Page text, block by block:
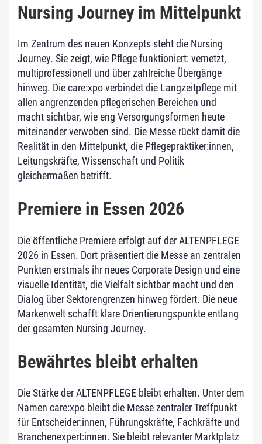
Nursing Journey im Mittelpunkt
Im Zentrum des neuen Konzepts steht die Nursing
Journey. Sie zeigt, wie Pflege funktioniert: vernetzt,
multiprofessionell und über zahlreiche Übergänge
hinweg. Die care:xpo verbindet die Langzeitpflege mit
allen angrenzenden pflegerischen Bereichen und
macht sichtbar, wie eng Versorgungsformen heute
miteinander verwoben sind. Die Messe rückt damit die
Realität in den Mittelpunkt, die Pflegepraktiker:innen,
Leitungskräfte, Wissenschaft und Politik
gleichermaßen betrifft.
Premiere in Essen 2026
Die öffentliche Premiere erfolgt auf der ALTENPFLEGE
2026 in Essen. Dort präsentiert die Messe an zentralen
Punkten erstmals ihr neues Corporate Design und eine
visuelle Identität, die Vielfalt sichtbar macht und den
Dialog über Sektorengrenzen hinweg fördert. Die neue
Markenwelt schafft klare Orientierungspunkte entlang
der gesamten Nursing Journey.
Bewährtes bleibt erhalten
Die Stärke der ALTENPFLEGE bleibt erhalten. Unter dem
Namen care:xpo bleibt die Messe zentraler Treffpunkt
für Entscheider:innen, Führungskräfte, Fachkräfte und
Branchenexpert:innen. Sie bleibt relevanter Marktplatz